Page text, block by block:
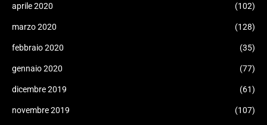
aprile 2020 (102)
marzo 2020 (128)
febbraio 2020 (35)
gennaio 2020 (77)
dicembre 2019 (61)
novembre 2019 (107)